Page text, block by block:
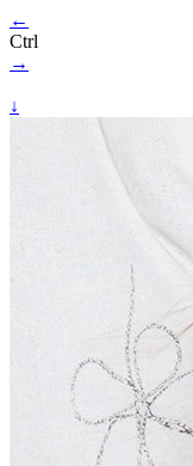
←
Ctrl
→
↓